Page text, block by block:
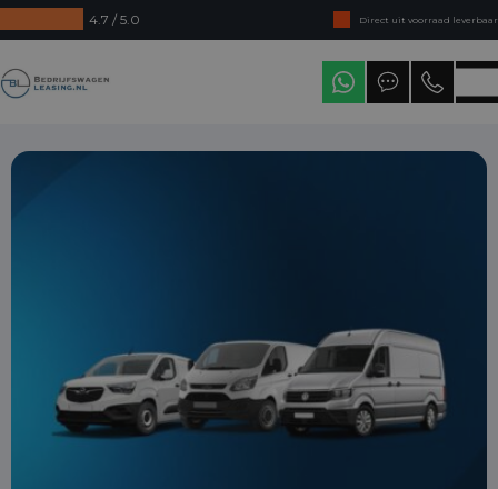
4.7 / 5.0
Direct uit voorraad leverbaar
Levering in heel Nederland